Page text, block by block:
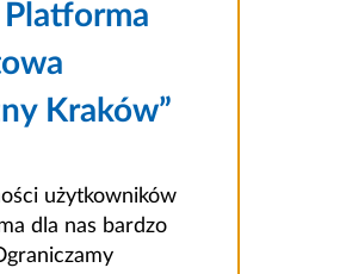
Kraków”
użytkowników
dla nas bardzo